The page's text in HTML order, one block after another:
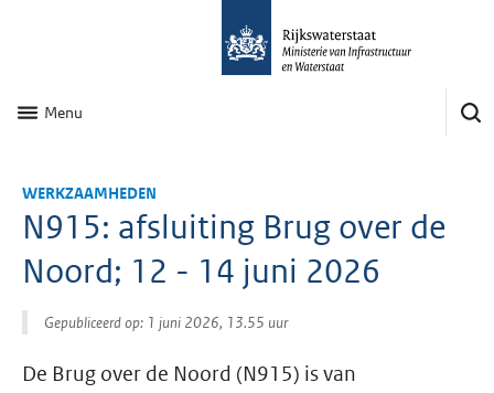
Menu
WERKZAAMHEDEN
N915: afsluiting Brug over de
Noord; 12 - 14 juni 2026
Gepubliceerd op: 1 juni 2026, 13.55 uur
De Brug over de Noord (N915) is van